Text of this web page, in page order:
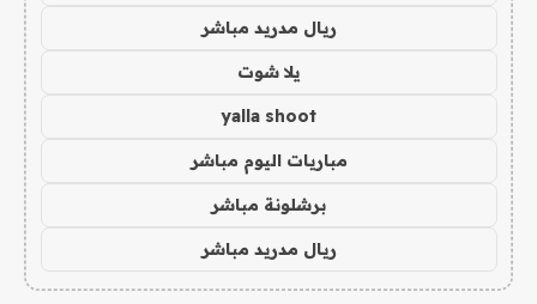
ريال مدريد مباشر
يلا شوت
yalla shoot
مباريات اليوم مباشر
برشلونة مباشر
ريال مدريد مباشر